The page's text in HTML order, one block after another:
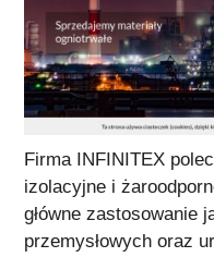
Firma INFINITEX
izolacyjne i
główne zastosowanie
przemysłowych oraz